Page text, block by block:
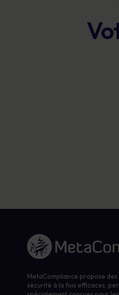
Lien vers la page d'accueil
MetaCompliance propose
sécurité à la fois efficaces,